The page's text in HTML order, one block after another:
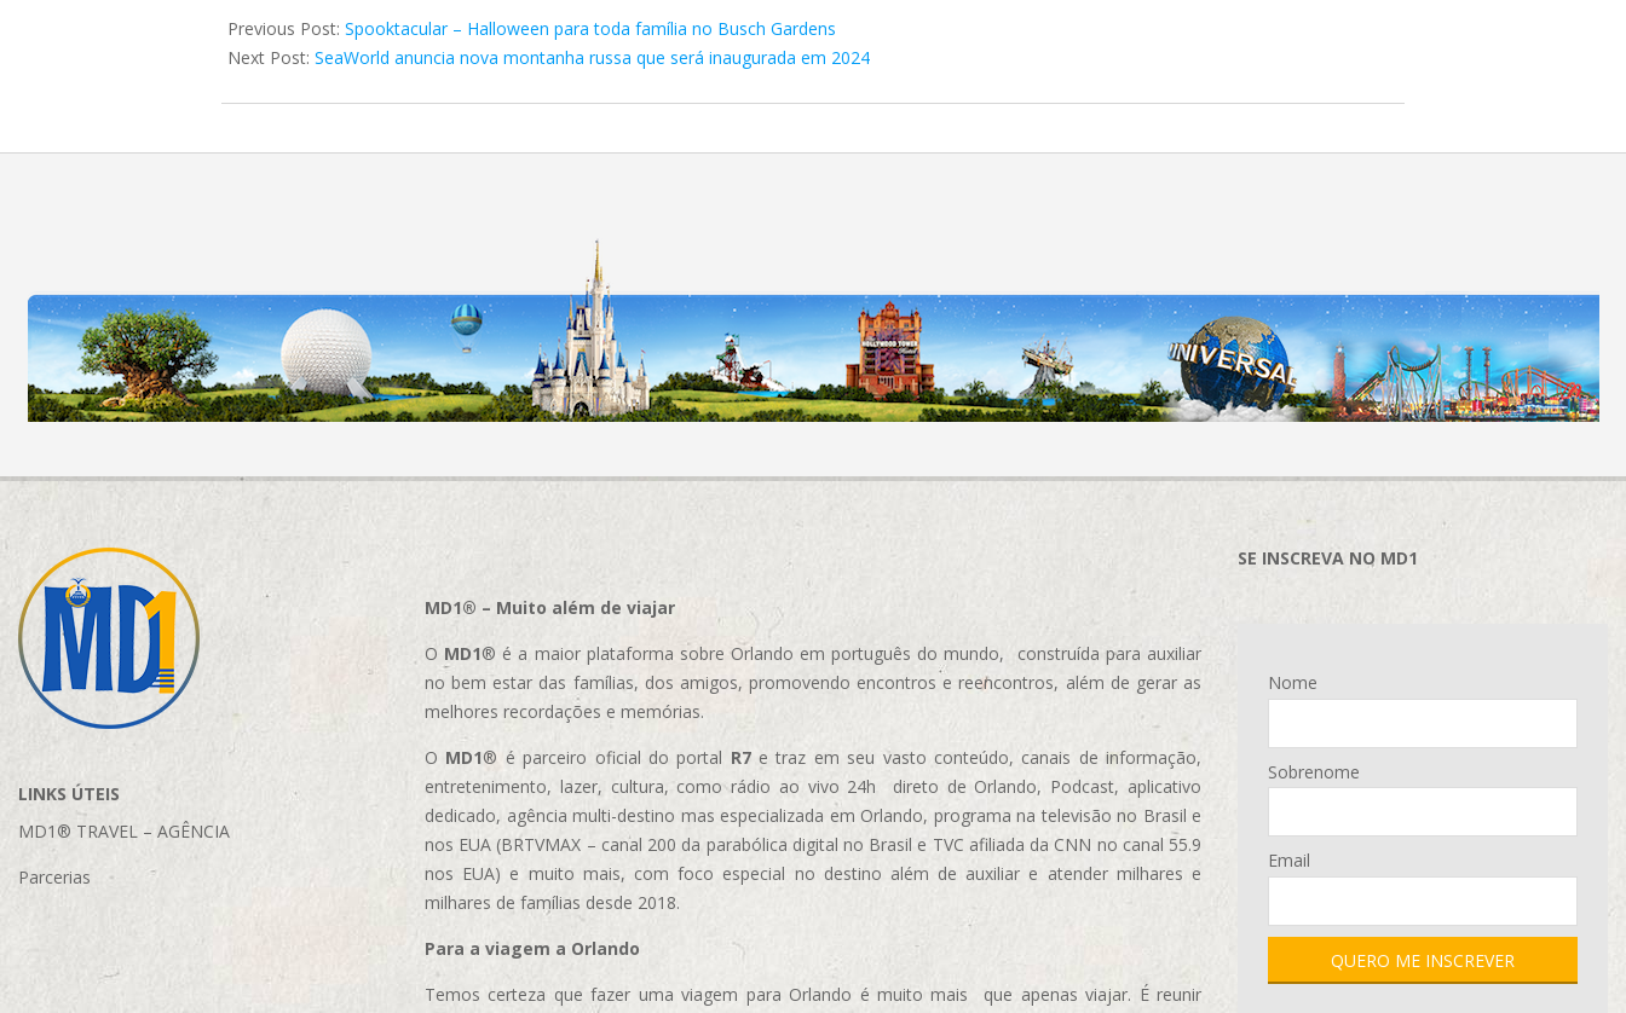
09-
18
Previous Post: Spooktacular – Halloween para toda família no Busch Gardens
Next Post: SeaWorld anuncia nova montanha russa que será inaugurada em 2024
LINKS ÚTEIS
MD1® TRAVEL – AGÊNCIA
Parcerias
MD1® – Muito além de viajar
O MD1® é a maior plataforma sobre Orlando em português do mundo, construída para auxiliar
no bem estar das famílias, dos amigos, promovendo encontros e reencontros, além de gerar as
melhores recordações e memórias.
O MD1® é parceiro oficial do portal R7e traz em seu vasto conteúdo, canais de informação,
entretenimento, lazer, cultura, como rádio ao vivo 24h direto de Orlando, Podcast, aplicativo
dedicado, agência multi-destino mas especializada em Orlando, programa na televisão no Brasil e
nos EUA (BRTVMAX – canal 200 da parabólica digital no Brasil e TVC afiliada da CNN no canal 55.9
nos EUA) e muito mais, com foco especial no destino além de auxiliar e atender milhares e
milhares de famílias desde 2018.
Para a viagem a Orlando
Temos certeza que fazer uma viagem para Orlando é muito mais que apenas viajar. É reunir
SE INSCREVA NO MD1
Nome
Sobrenome
Email